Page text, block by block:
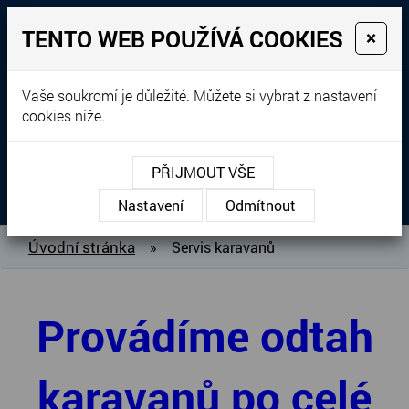
Prodej, dovoz, výkup a
pronájem karavanů
+420 604 760 364
MENU
O NÁS
BAZAR KARAVANŮ
PRODANÉ KARAVANY
PŮJČOVNA KARAVANŮ
DOPLŇKY PRO KARAVANY
Úvodní stránka » Servis karavanů
Provádíme odtah
karavanů po celé
TENTO WEB POUŽÍVÁ COOKIES ×
Vaše soukromí je důležité. Můžete si vybrat z nastavení
cookies níže.
PŘIJMOUT VŠE
Nastavení
Odmítnout